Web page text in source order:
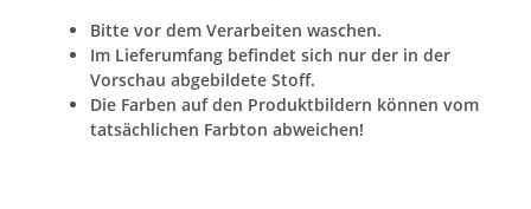
Bitte vor dem Verarbeiten waschen.
Im Lieferumfang befindet sich nur der in der
Vorschau abgebildete Stoff.
Die Farben auf den Produktbildern können vom
tatsächlichen Farbton abweichen!